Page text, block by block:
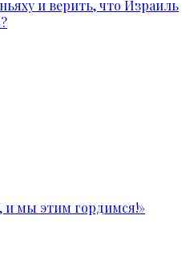
и верить, что Израиль
и мы этим гордимся!»